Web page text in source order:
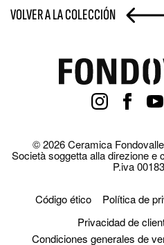
VOLVER A LA COLECCIÓN
© 2026 Ceramica
Società soggetta alla direzione e
P.iva
Código ético Política de
Privacidad de
Condiciones generales de